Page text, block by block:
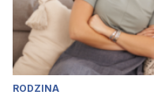
RODZINA